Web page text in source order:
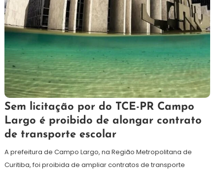
1
de
agosto
de
Redação
Sem licitação por do TCE-PR Campo
Largo é proibido de alongar contrato
de transporte escolar
A prefeitura de Campo Largo, na Região Metropolitana de
Curitiba, foi proibida de ampliar contratos de transporte